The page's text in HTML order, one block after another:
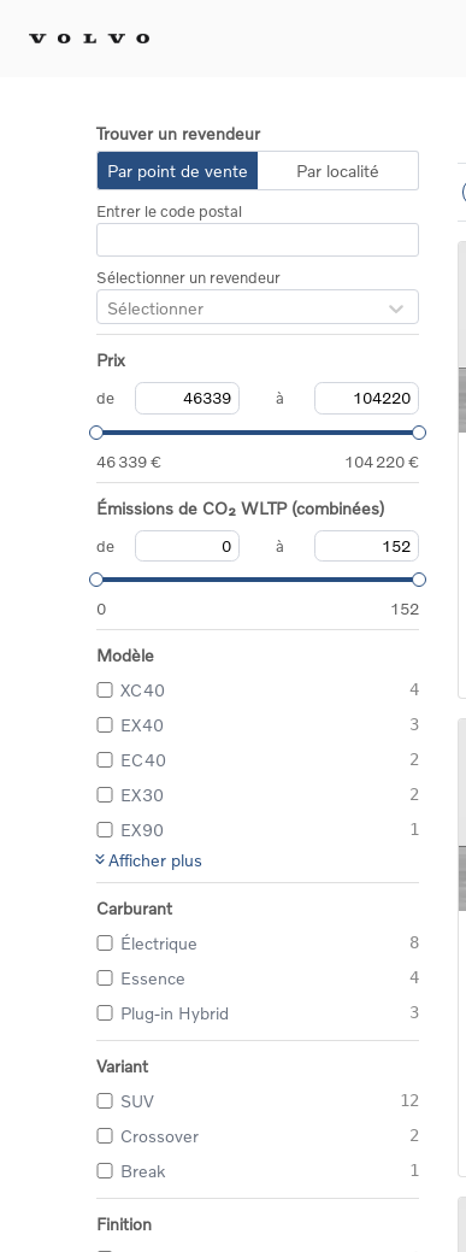
Trouver un revendeur
Par point de vente
Par localité
Entrer le code postal
Sélectionner un revendeur
Sélectionner
Prix
de à
46 339 € 104 220 €
Émissions de CO₂ WLTP (combinées)
de à
0 152
Modèle
XC40
4
EX40 3
EC40 2
EX30 2
EX90 1
Afficher plus
Carburant
Électrique
8
Essence 4
Plug-in Hybrid 3
Variant
SUV
12
Crossover 2
Break 1
Finition